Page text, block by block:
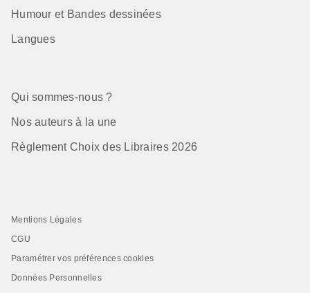
Humour et Bandes dessinées
Langues
Qui sommes-nous ?
Nos auteurs à la une
Règlement Choix des Libraires 2026
Mentions Légales
CGU
Paramétrer vos préférences cookies
Données Personnelles